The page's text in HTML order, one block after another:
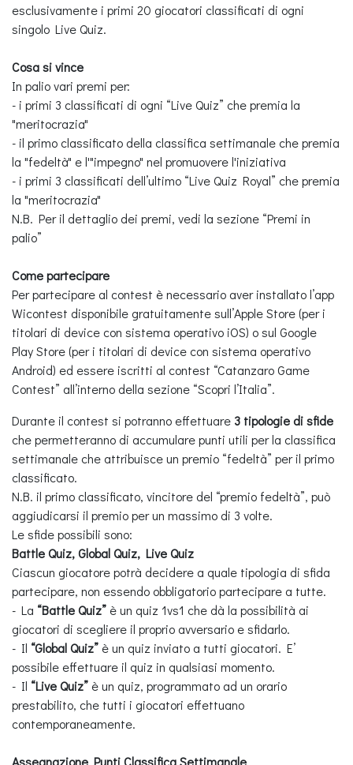
esclusivamente i primi 20 giocatori classificati di ogni
singolo Live Quiz.
Cosa si vince
In palio vari premi per:
- i primi 3 classificati di ogni “Live Quiz” che premia la
"meritocrazia"
- il primo classificato della classifica settimanale che premia
la "fedeltà" e l'"impegno" nel promuovere l'iniziativa
- i primi 3 classificati dell’ultimo “Live Quiz Royal” che premia
la "meritocrazia"
N.B. Per il dettaglio dei premi, vedi la sezione “Premi in
palio”
Come partecipare
Per partecipare al contest è necessario aver installato l’app
Wicontest disponibile gratuitamente sull’Apple Store (per i
titolari di device con sistema operativo iOS) o sul Google
Play Store (per i titolari di device con sistema operativo
Android) ed essere iscritti al contest “Catanzaro Game
Contest” all’interno della sezione “Scopri l’Italia”.
Durante il contest si potranno effettuare 3 tipologie di sfide
che permetteranno di accumulare punti utili per la classifica
settimanale che attribuisce un premio “fedeltà” per il primo
classificato.
N.B. il primo classificato, vincitore del “premio fedeltà”, può
aggiudicarsi il premio per un massimo di 3 volte.
Le sfide possibili sono:
Battle Quiz, Global Quiz, Live Quiz
Ciascun giocatore potrà decidere a quale tipologia di sfida
partecipare, non essendo obbligatorio partecipare a tutte.
- La “Battle Quiz” è un quiz 1vs1 che dà la possibilità ai
giocatori di scegliere il proprio avversario e sfidarlo.
- Il “Global Quiz” è un quiz inviato a tutti giocatori. E’
possibile effettuare il quiz in qualsiasi momento.
- Il “Live Quiz” è un quiz, programmato ad un orario
prestabilito, che tutti i giocatori effettuano
contemporaneamente.
Assegnazione Punti Classifica Settimanale